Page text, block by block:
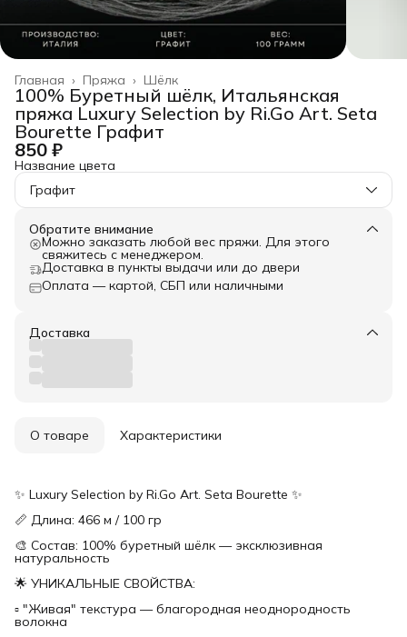
Шёлк
Пряжа ›
Главная ›
100% Буретный шёлк, Итальянская
пряжа Luxury Selection by Ri.Go Art. Seta
Bourette Графит
850 ₽
Название цвета
Графит
Обратите внимание
Можно заказать любой вес пряжи. Для этого
свяжитесь с менеджером.
Доставка в пункты выдачи или до двери
Оплата — картой, СБП или наличными
Доставка
О товаре Характеристики
✨ Luxury Selection by Ri.Go Art. Seta Bourette ✨
📏 Длина: 466 м / 100 гр
🎨 Состав: 100% буретный шёлк — эксклюзивная
натуральность
🌟 УНИКАЛЬНЫЕ СВОЙСТВА:
▫ "Живая" текстура — благородная неоднородность
волокна